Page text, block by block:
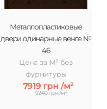
Металлопластиковые
двери одинарные венге №
46
Цена за М² без
фурнитуры
7919 грн /м²
9240 грн /м²